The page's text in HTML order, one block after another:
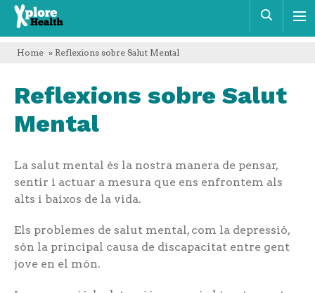
Xplore
Health
Home » Reflexions sobre Salut Mental
Reflexions sobre Salut
Mental
La salut mental és la nostra manera de pensar,
sentir i actuar a mesura que ens enfrontem als
alts i baixos de la vida.
Els problemes de salut mental, com la depressió,
són la principal causa de discapacitat entre gent
jove en el món.